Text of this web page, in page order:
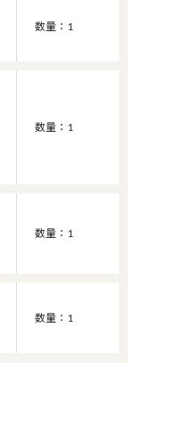
数量：1
数量：1
数量：1
数量：1